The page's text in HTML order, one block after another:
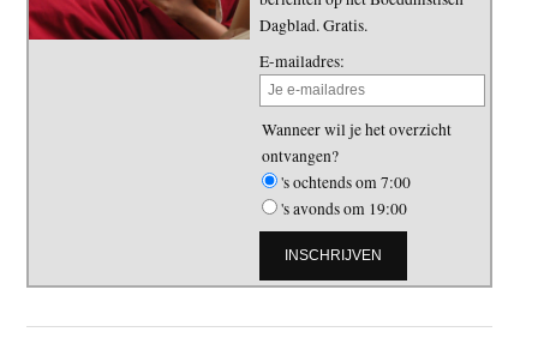
Dagblad. Gratis.
E-mailadres:
Wanneer wil je het overzicht
ontvangen?
's ochtends om 7:00
's avonds om 19:00